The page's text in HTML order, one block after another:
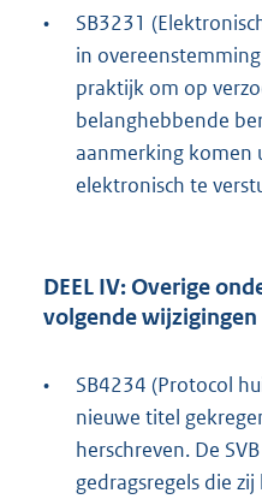
•
SB3231
in
praktijk om op
belanghebbende
aanmerking komen
elektronisch te
DEEL IV: Overige
volgende wijzigingen
•
SB4234 (Protocol
nieuwe titel
herschreven. De
gedragsregels die